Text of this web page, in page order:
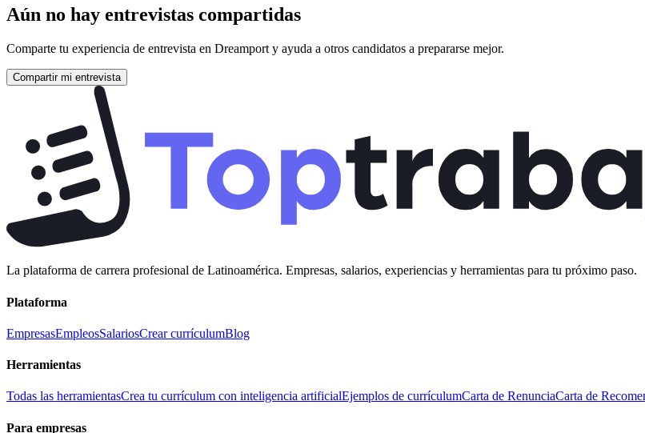
Aún no hay entrevistas compartidas
Comparte tu experiencia de entrevista en Dreamport y ayuda a otros candidatos a prepararse mejor.
Compartir mi entrevista
La plataforma de carrera profesional de Latinoamérica. Empresas, salarios, experiencias y herramientas para tu próximo paso.
Plataforma
EmpresasEmpleosSalariosCrear currículumBlog
Herramientas
Todas las herramientasCrea tu currículum con inteligencia artificialEjemplos de currículumCarta de RenunciaCarta de
Para empresas